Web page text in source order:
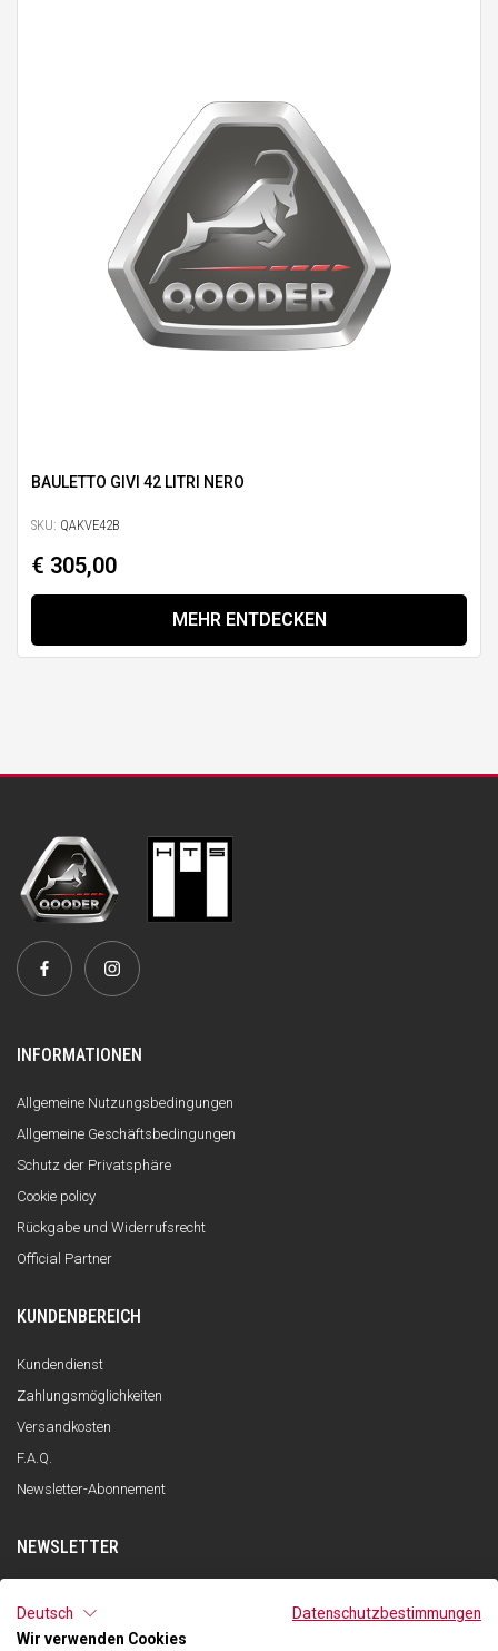
BAULETTO GIVI 42 LITRI NERO
SKU: QAKVE42B
€ 305,00
MEHR ENTDECKEN
INFORMATIONEN
Allgemeine Nutzungsbedingungen
Allgemeine Geschäftsbedingungen
Schutz der Privatsphäre
Cookie policy
Rückgabe und Widerrufsrecht
Official Partner
KUNDENBEREICH
Kundendienst
Zahlungsmöglichkeiten
Versandkosten
F.A.Q.
Newsletter-Abonnement
NEWSLETTER
ANMELDEN
Ich habe die Datenschutzerklärung gelesen und verstanden und stimme
Deutsch
Datenschutzbestimmungen
Wir verwenden Cookies